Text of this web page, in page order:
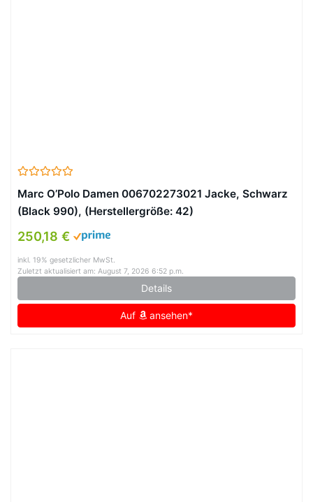
Marc O’Polo Damen 006702273021 Jacke, Schwarz
(Black 990), (Herstellergröße: 42)
250,18 €
inkl. 19% gesetzlicher MwSt.
Zuletzt aktualisiert am: August 7, 2026 6:52 p.m.
Details
Auf ansehen*